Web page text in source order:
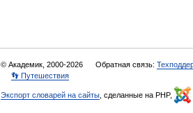
© Академик, 2000-2026 Обратная связь:
👣 Путешествия
Экспорт словарей на сайты , сделанные на PHP,